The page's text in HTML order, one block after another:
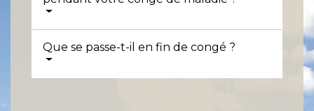
Que se passe-t-il en fin de congé ?